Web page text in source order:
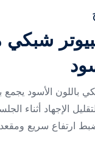
شبكي
الأسود يجمع
الإجهاد أثناء
ارتفاع سريع